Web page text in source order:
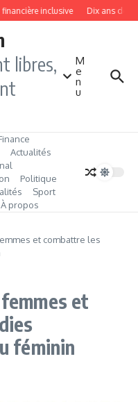
inclusive Dix ans de
libres,
M
e
n
u
Actualités
Politique
Sport
À propos
et combattre les
et
féminin